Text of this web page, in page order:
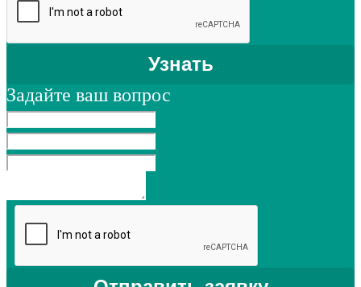
Задайте ваш вопрос